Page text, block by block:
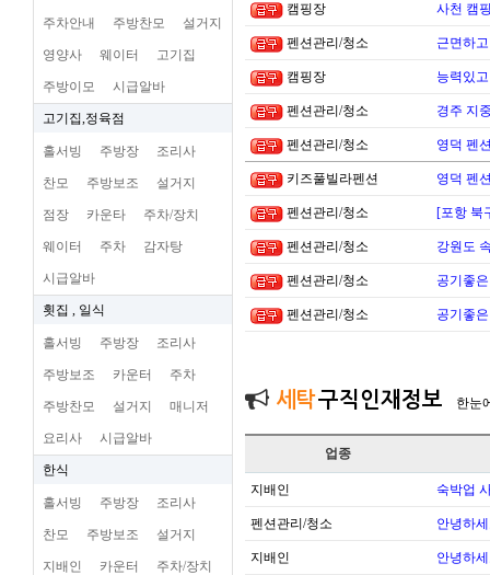
주차안내 주방찬모 설거지
영양사 웨이터 고기집
주방이모 시급알바
고기집,정육점
홀서빙 주방장 조리사
찬모 주방보조 설거지
점장 카운타 주차/장치
웨이터 주차 감자탕
시급알바
횟집 , 일식
홀서빙 주방장 조리사
주방보조 카운터 주차
주방찬모 설거지 매니저
요리사 시급알바
한식
홀서빙 주방장 조리사
찬모 주방보조 설거지
지배인 카운터 주차/장치
캠핑장 사천 캠
펜션관리/청소 근면하
캠핑장 능력있
펜션관리/청소 경주 지
펜션관리/청소 영덕 펜
키즈풀빌라펜션 영덕 펜
펜션관리/청소 [포항 북
펜션관리/청소 강원도
펜션관리/청소 공기좋
펜션관리/청소 공기좋
세탁구직인재정보 한눈
업종
지배인 숙박업
펜션관리/청소 안녕하
지배인 안녕하